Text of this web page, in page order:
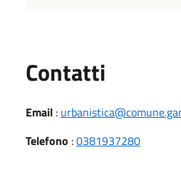
Contatti
Email :
Telefono :0381937280